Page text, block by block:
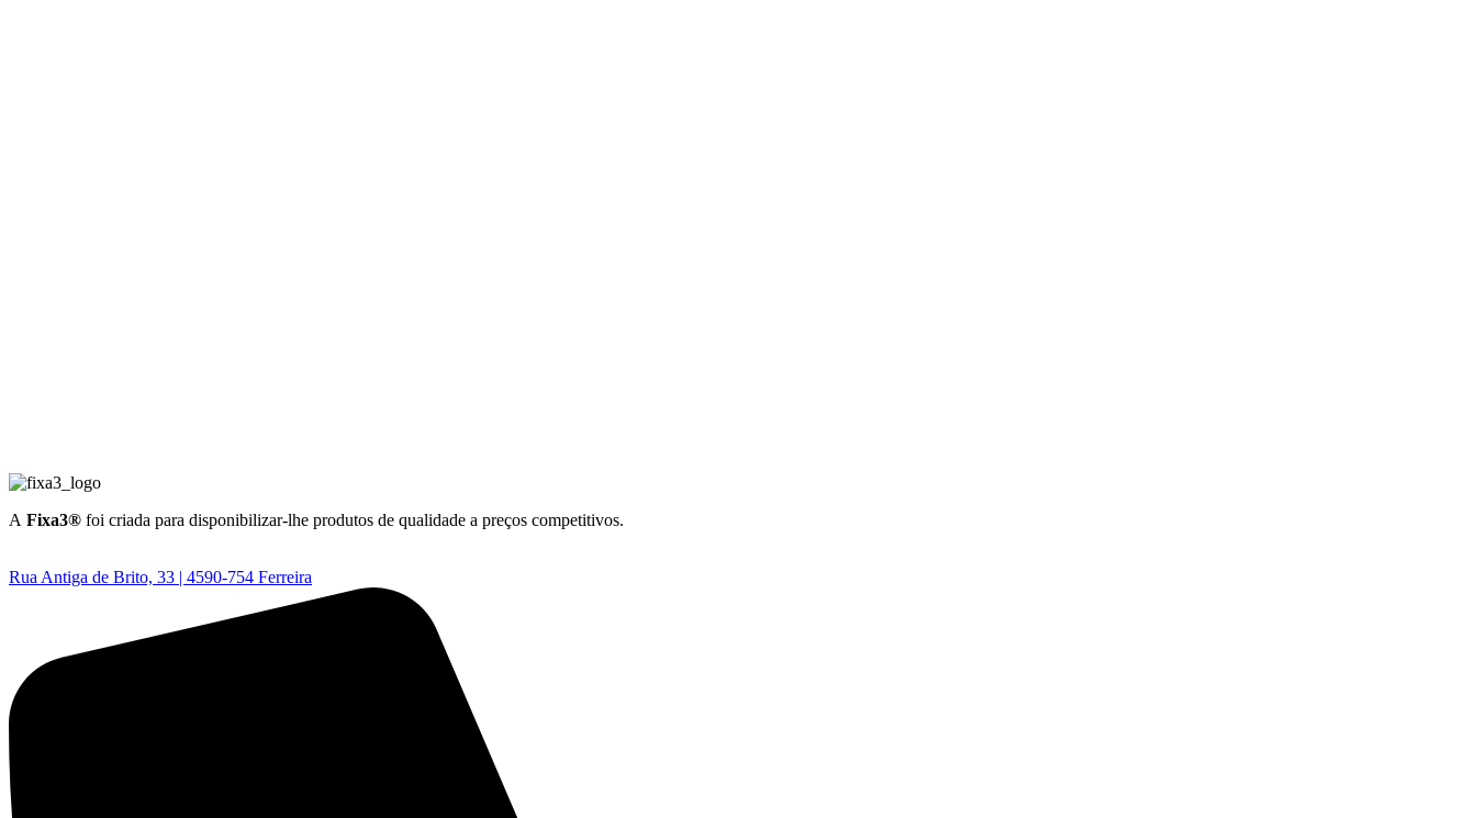
A Fixa3® foi criada para disponibilizar-lhe produtos de qualidade a preços competitivos.
Rua Antiga de Brito, 33 | 4590-754 Ferreira